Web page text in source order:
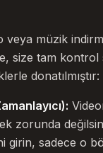
veya müzik
size tam kontrol
donatılmıştır:
zorunda
girin, sadece o